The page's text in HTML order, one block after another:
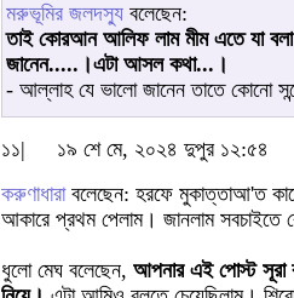
মরুভূমির জলদস্যু বলেছেন:
তাই কোরআন আলিফ লাম মীম এতে যা
জানেন.....।এটা আসল কথা...।
- আল্লাহ যে ভালো জানেন তাতে কোনো
১১|
১৯ শে মে, ২০২৪ দুপুর ১২:৫৪
করুণাধারাবলেছেন: হরফে মুকাত্তাআ'ত
আকারে প্রথম পেলাম। জানলাম
ধুলো মেঘ বলেছেন, আপনার এই পোস্ট সূরা